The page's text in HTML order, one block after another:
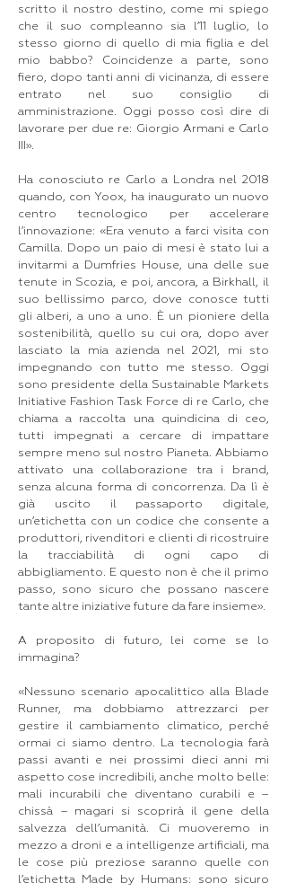
scritto il nostro destino, come mi spiego
che il suo compleanno sia l’11 luglio, lo
stesso giorno di quello di mia figlia e del
mio babbo? Coincidenze a parte, sono
fiero, dopo tanti anni di vicinanza, di essere
entrato nel suo consiglio di
amministrazione. Oggi posso così dire di
lavorare per due re: Giorgio Armani e Carlo
III».
Ha conosciuto re Carlo a Londra nel 2018
quando, con Yoox, ha inaugurato un nuovo
centro tecnologico per accelerare
l’innovazione: «Era venuto a farci visita con
Camilla. Dopo un paio di mesi è stato lui a
invitarmi a Dumfries House, una delle sue
tenute in Scozia, e poi, ancora, a Birkhall, il
suo bellissimo parco, dove conosce tutti
gli alberi, a uno a uno. È un pioniere della
sostenibilità, quello su cui ora, dopo aver
lasciato la mia azienda nel 2021, mi sto
impegnando con tutto me stesso. Oggi
sono presidente della Sustainable Markets
Initiative Fashion Task Force di re Carlo, che
chiama a raccolta una quindicina di ceo,
tutti impegnati a cercare di impattare
sempre meno sul nostro Pianeta. Abbiamo
attivato una collaborazione tra i brand,
senza alcuna forma di concorrenza. Da lì è
già uscito il passaporto digitale,
un’etichetta con un codice che consente a
produttori, rivenditori e clienti di ricostruire
la tracciabilità di ogni capo di
abbigliamento. E questo non è che il primo
passo, sono sicuro che possano nascere
tante altre iniziative future da fare insieme».
A proposito di futuro, lei come se lo
immagina?
«Nessuno scenario apocalittico alla Blade
Runner, ma dobbiamo attrezzarci per
gestire il cambiamento climatico, perché
ormai ci siamo dentro. La tecnologia farà
passi avanti e nei prossimi dieci anni mi
aspetto cose incredibili, anche molto belle:
mali incurabili che diventano curabili e –
chissà – magari si scoprirà il gene della
salvezza dell’umanità. Ci muoveremo in
mezzo a droni e a intelligenze artificiali, ma
le cose più preziose saranno quelle con
l’etichetta Made by Humans: sono sicuro